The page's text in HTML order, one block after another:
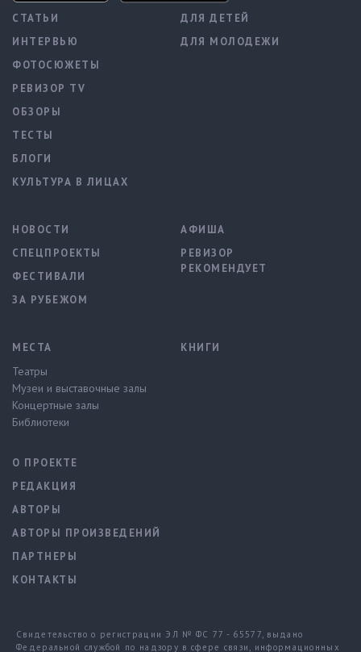
СТАТЬИ
ИНТЕРВЬЮ
ФОТОСЮЖЕТЫ
РЕВИЗОР TV
ОБЗОРЫ
ТЕСТЫ
БЛОГИ
КУЛЬТУРА В ЛИЦАХ
ДЛЯ ДЕТЕЙ
ДЛЯ МОЛОДЕЖИ
НОВОСТИ
СПЕЦПРОЕКТЫ
ФЕСТИВАЛИ
ЗА РУБЕЖОМ
АФИША
РЕВИЗОР
РЕКОМЕНДУЕТ
МЕСТА
Театры
Музеи и выставочные залы
Концертные залы
Библиотеки
КНИГИ
О ПРОЕКТЕ
РЕДАКЦИЯ
АВТОРЫ
АВТОРЫ ПРОИЗВЕДЕНИЙ
ПАРТНЕРЫ
КОНТАКТЫ
Свидетельство о регистрации ЭЛ № ФС 77 - 65577, выдано
Федеральной службой по надзору в сфере связи, информационных